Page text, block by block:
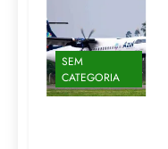
SEM
CATEGORIA